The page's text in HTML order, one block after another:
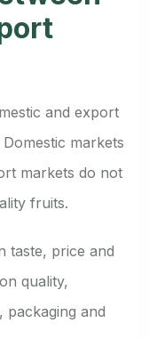
and export
markets
markets do not
fruits.
taste, price and
quality,
packaging and